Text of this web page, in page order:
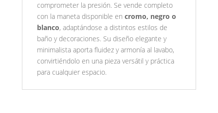
comprometer la presión. Se vende completo
con la maneta disponible en cromo, negro o
blanco, adaptándose a distintos estilos de
baño y decoraciones. Su diseño elegante y
minimalista aporta fluidez y armonía al lavabo,
convirtiéndolo en una pieza versátil y práctica
para cualquier espacio.